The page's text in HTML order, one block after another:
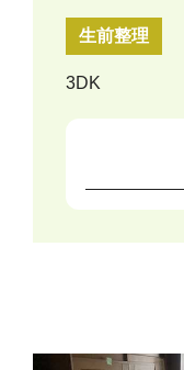
生前整理
3DK